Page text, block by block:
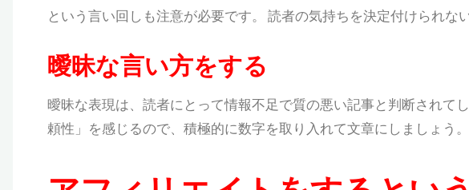
という言い回しも注意が必要です。 読者の気持ちを決定付けられな
曖昧な言い方をする
曖昧な表現は、 読者にとって情報不足で質の悪い記事と判断されてし
頼性」を感じるので、積極的に数字を取り入れて文章にしましょう。